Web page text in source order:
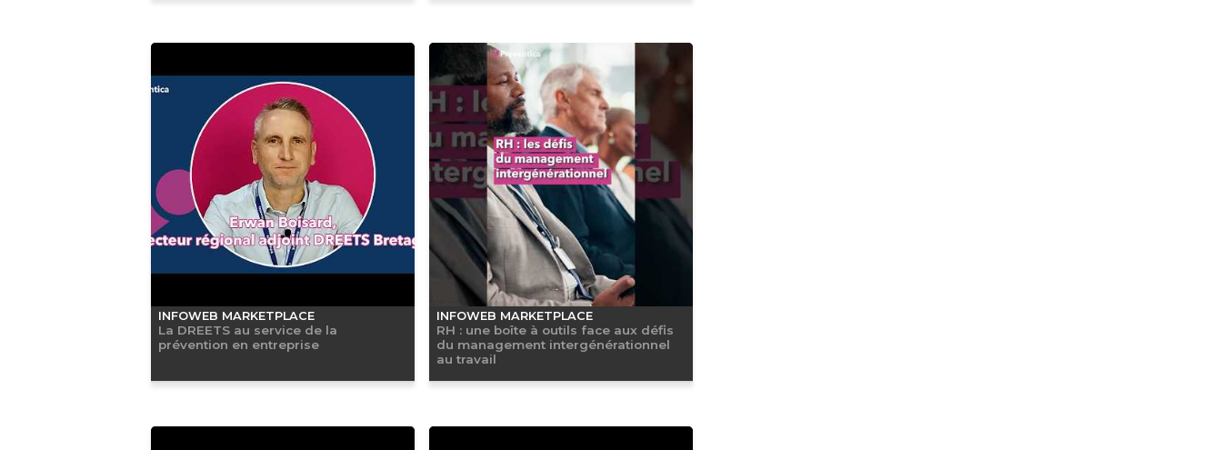
INFOWEB MARKETPLACE
La DREETS au service de la
prévention en entreprise
INFOWEB MARKETPLACE
RH : une boîte à outils face aux défis
du management intergénérationnel
au travail